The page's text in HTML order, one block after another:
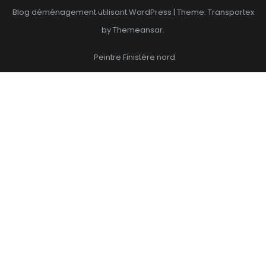
Blog déménagementutilisant WordPress | Theme: Transportex
by Themeansar.
Peintre Finistère nord